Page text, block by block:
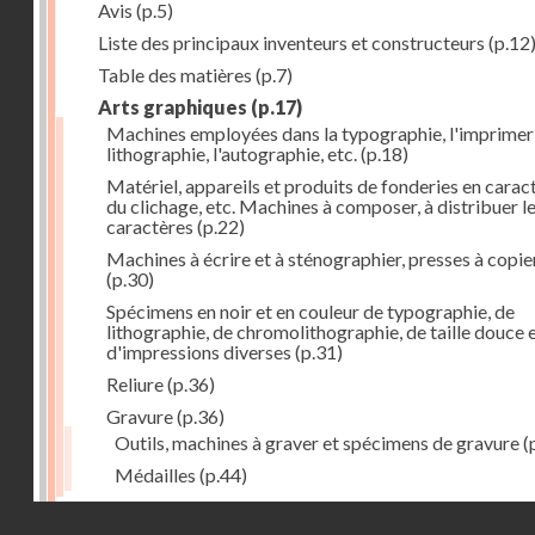
Avis (p.5)
Liste des principaux inventeurs et constructeurs (p.12)
Table des matières (p.7)
Arts graphiques (p.17)
Machines employées dans la typographie,
lithographie, l'autographie, etc. (p.18)
Matériel, appareils et produits de fonderies en
du clichage, etc. Machines à composer, à distribuer
caractères (p.22)
Machines à écrire et à sténographier, presses à
(p.30)
Spécimens en noir et en couleur de typographie, de
lithographie, de chromolithographie, de taille douce
d'impressions diverses (p.31)
Reliure(p.36)
Gravure(p.36)
Outils, machines à graver et spécimens de gravure
Médailles (p.44)